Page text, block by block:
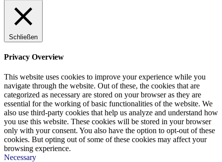
Schließen
Privacy Overview
This website uses cookies to improve your experience while you
navigate through the website. Out of these, the cookies that are
categorized as necessary are stored on your browser as they are
essential for the working of basic functionalities of the website. We
also use third-party cookies that help us analyze and understand how
you use this website. These cookies will be stored in your browser
only with your consent. You also have the option to opt-out of these
cookies. But opting out of some of these cookies may affect your
browsing experience.
Necessary